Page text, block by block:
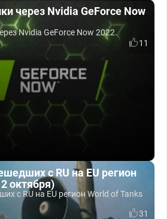
через Nvidia GeForce Now
Nvidia GeForce Now 2022.
11
с RU на EU регион
октября)
с RU на EU регион World of Tanks
31